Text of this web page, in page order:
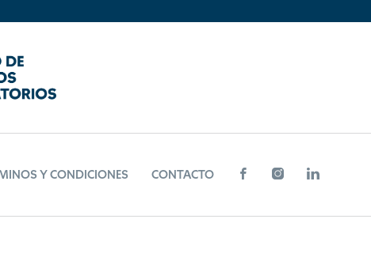
Y CONDICIONES CONTACTO